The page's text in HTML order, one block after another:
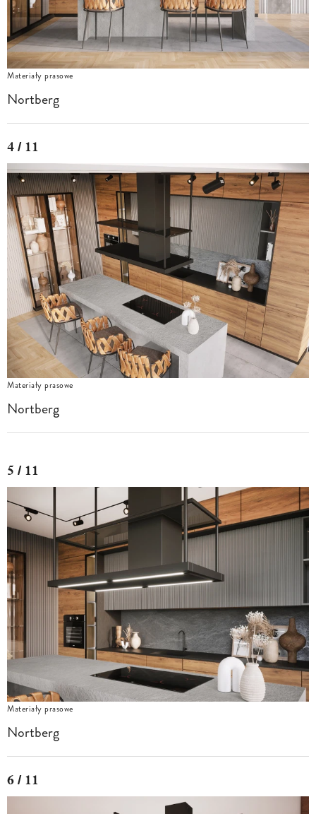
Materiały prasowe
Nortberg
4 / 11
Materiały prasowe
Nortberg
5 / 11
Materiały prasowe
Nortberg
6 / 11